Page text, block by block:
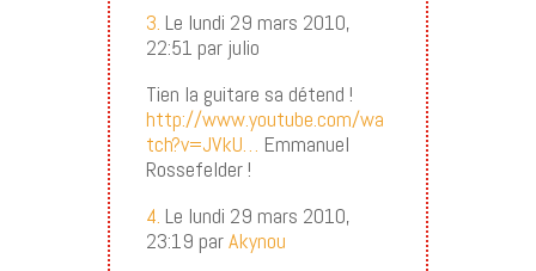
3. Le lundi 29 mars 2010,
22:51 par julio
Tien la guitare sa détend !
http://www.youtube.com/wa
tch?v=JVkU… Emmanuel
Rossefelder !
4. Le lundi 29 mars 2010,
23:19 parAkynou